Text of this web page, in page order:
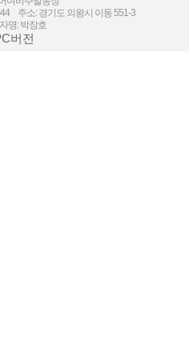
주소: 경기도 의왕시 이동 551-3
명: 박장호
버전